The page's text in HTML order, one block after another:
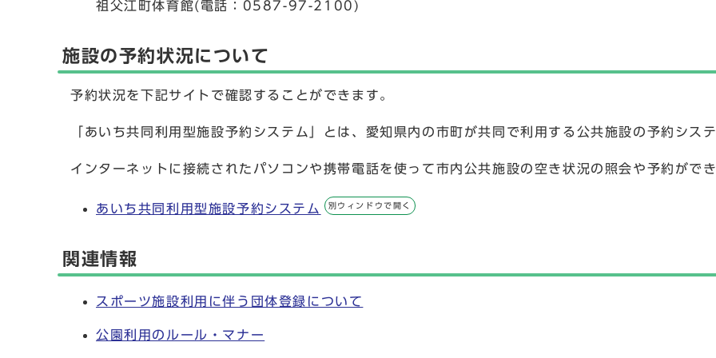
祖父江町体育館(電話：0587-97-2100)
施設の予約状況について
予約状況を下記サイトで確認することができます。
「あいち共同利用型施設予約システム」とは、愛知県内の市町が共同で利用する公共施設の予約システ
インターネットに接続されたパソコンや携帯電話を使って市内公共施設の空き状況の照会や予約ができ
あいち共同利用型施設予約システム 別ウィンドウで開く
関連情報
スポーツ施設利用に伴う団体登録について
公園利用のルール・マナー